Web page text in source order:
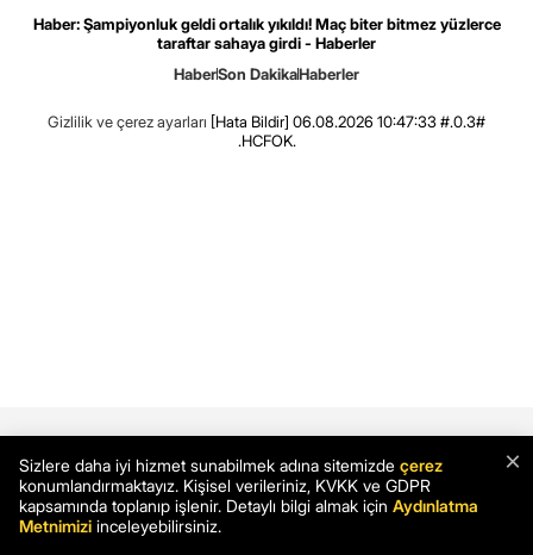
Haber: Şampiyonluk geldi ortalık yıkıldı! Maç biter bitmez yüzlerce
taraftar sahaya girdi - Haberler
HaberSon DakikaHaberler
Gizlilik ve çerez ayarları [Hata Bildir] 06.08.2026 10:47:33 #.0.3#
.HCFOK.
×
Sizlere daha iyi hizmet sunabilmek adına sitemizde çerez
konumlandırmaktayız. Kişisel verileriniz, KVKK ve GDPR
kapsamında toplanıp işlenir. Detaylı bilgi almak için Aydınlatma
Metnimizi inceleyebilirsiniz.